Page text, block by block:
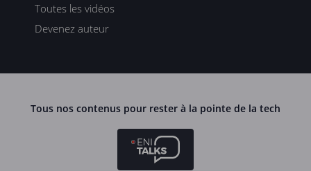
Toutes les vidéos
Devenez auteur
Tous nos contenus pour rester à la pointe de la tech